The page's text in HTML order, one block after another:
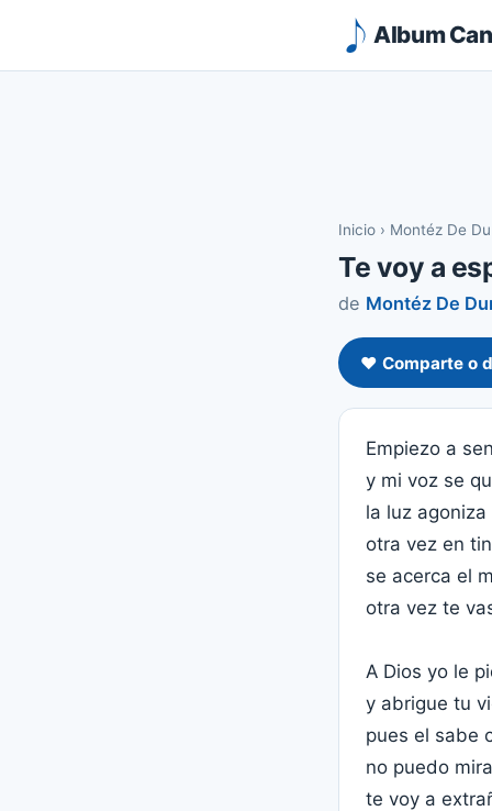
Album
Inicio › Montéz De
Te voy a
de Montéz De
❤️ Comparte o
Empiezo a
y mi voz se
la luz
otra vez en
se acerca el
otra vez te
A Dios yo le
y abrigue tu
pues el sabe
no puedo
te voy a